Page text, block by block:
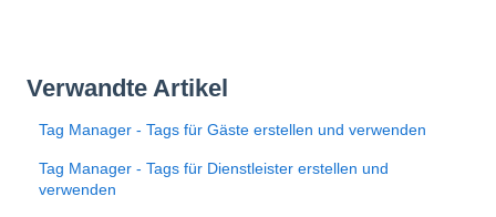
Verwandte Artikel
Tag Manager - Tags für Gäste erstellen und verwenden
Tag Manager - Tags für Dienstleister erstellen und
verwenden